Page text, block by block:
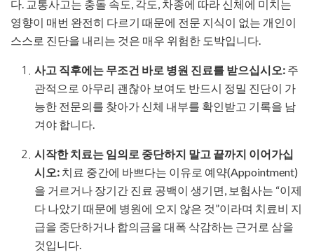
다. 교통사고는 충돌 속도, 각도, 차종에 따라 신체에 미치는
영향이 매번 완전히 다르기 때문에 전문 지식이 없는 개인이
스스로 진단을 내리는 것은 매우 위험한 도박입니다.
사고 직후에는 무조건 바로 병원 진료를 받으십시오: 주
관적으로 아무리 괜찮아 보여도 반드시 정밀 진단이 가
능한 전문의를 찾아가 신체 내부를 확인받고 기록을 남
겨야 합니다.
시작한 치료는 임의로 중단하지 말고 끝까지 이어가십
시오: 치료 중간에 바쁘다는 이유로 예약(Appointment)
을 거르거나 장기간 진료 공백이 생기면, 보험사는 “이제
다 나았기 때문에 병원에 오지 않은 것”이라며 치료비 지
급을 중단하거나 합의금을 대폭 삭감하는 근거로 삼을
것입니다.